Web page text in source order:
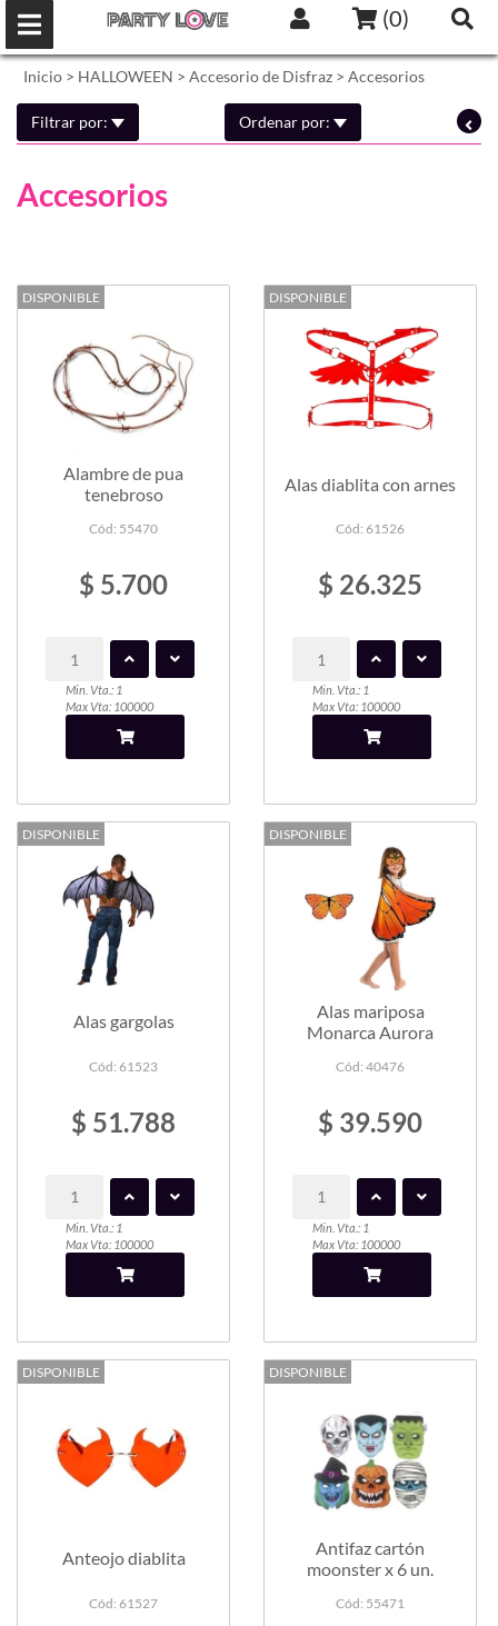
(0)
Inicio > HALLOWEEN > Accesorio de Disfraz > Accesorios
Filtrar por: Ordenar por:
Accesorios
DISPONIBLE
Alambre de pua
tenebroso
Cód: 55470
$ 5.700
Min. Vta.: 1
Max Vta: 100000
DISPONIBLE
Alas diablita con arnes
Cód: 61526
$ 26.325
Min. Vta.: 1
Max Vta: 100000
DISPONIBLE
Alas gargolas
Cód: 61523
$ 51.788
Min. Vta.: 1
Max Vta: 100000
DISPONIBLE
Alas mariposa
Monarca Aurora
Cód: 40476
$ 39.590
Min. Vta.: 1
Max Vta: 100000
DISPONIBLE
Anteojo diablita
Cód: 61527
DISPONIBLE
Antifaz cartón
moonster x 6 un.
Cód: 55471